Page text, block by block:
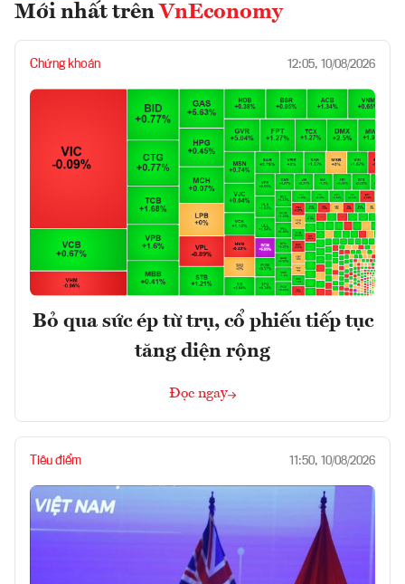
Mới nhất trên VnEconomy
Chứng khoán 12:05, 10/08/2026
Bỏ qua sức ép từ trụ, cổ phiếu tiếp tục
tăng diện rộng
Đọc ngay
Tiêu điểm 11:50, 10/08/2026